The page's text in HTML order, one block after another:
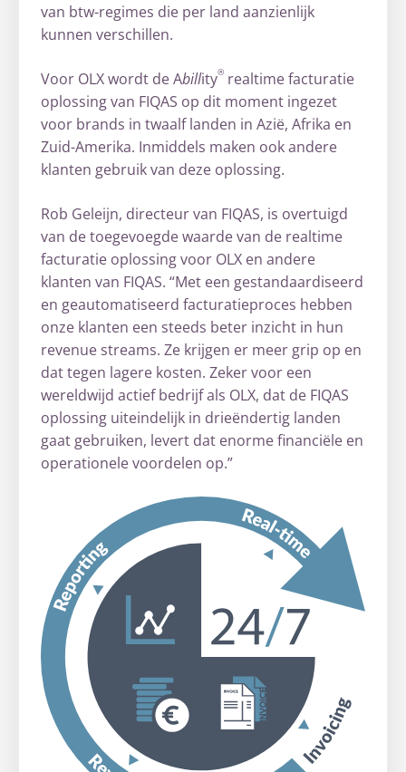
van btw-regimes die per land aanzienlijk
kunnen verschillen.
Voor OLX wordt de Abillity® realtime facturatie
oplossing van FIQAS op dit moment ingezet
voor brands in twaalf landen in Azië, Afrika en
Zuid-Amerika. Inmiddels maken ook andere
klanten gebruik van deze oplossing.
Rob Geleijn, directeur van FIQAS, is overtuigd
van de toegevoegde waarde van de realtime
facturatie oplossing voor OLX en andere
klanten van FIQAS. “Met een gestandaardiseerd
en geautomatiseerd facturatieproces hebben
onze klanten een steeds beter inzicht in hun
revenue streams. Ze krijgen er meer grip op en
dat tegen lagere kosten. Zeker voor een
wereldwijd actief bedrijf als OLX, dat de FIQAS
oplossing uiteindelijk in drieëndertig landen
gaat gebruiken, levert dat enorme financiële en
operationele voordelen op.”